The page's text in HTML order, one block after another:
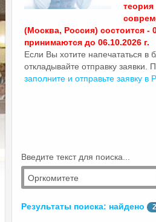
теория
(Москва, Россия) состоится -
принимаются до 06.10.2026 г.
Если Вы хотите напечататься
откладывайте отправку заявки.
заполните и отправьте заявку в
Введите текст для поиска...
Результаты поиска: найдено 2